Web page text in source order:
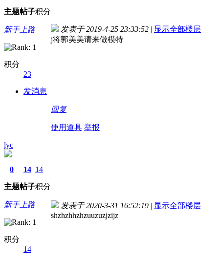
主题帖子积分
新手上路
积分
23
发消息
发表于 2019-4-25 23:33:52 | 显示全部楼层
j将郭美美请来做模特
回复
使用道具 举报
lyc
0
主题
14
帖子
14
积分
新手上路
积分
14
发表于 2020-3-31 16:52:19 | 显示全部楼层
shzhzhhzhzuuzuzjzijz